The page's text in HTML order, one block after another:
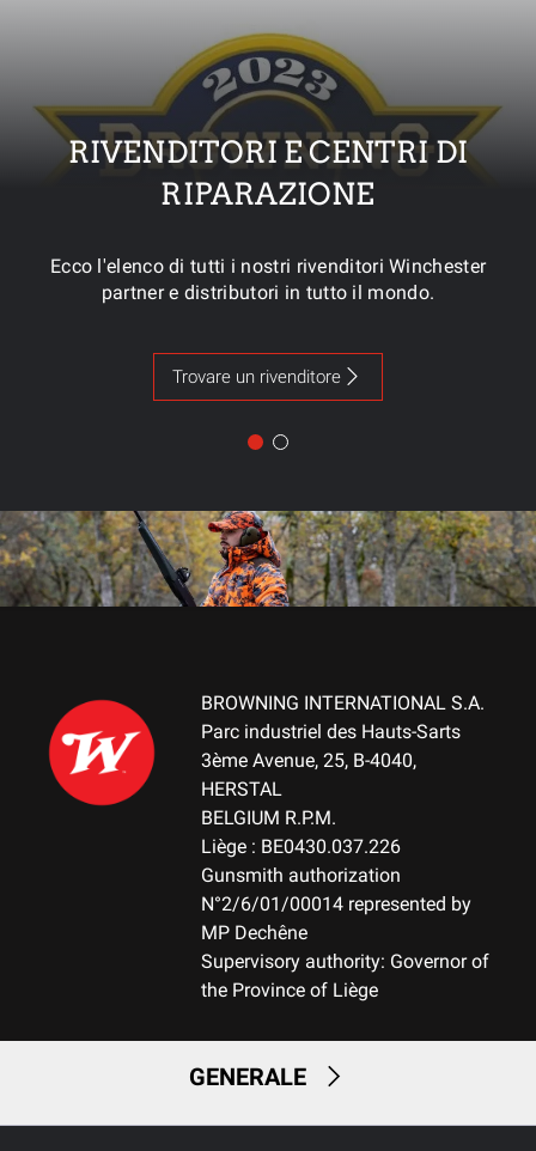
RIVENDITORI E CENTRI DI
RIPARAZIONE
Ecco l'elenco di tutti i nostri rivenditori Winchester
partner e distributori in tutto il mondo.
Trovare un rivenditore
BROWNING INTERNATIONAL S.A.
Parc industriel des Hauts-Sarts
3ème Avenue, 25, B-4040,
HERSTAL
BELGIUM R.P.M.
Liège : BE0430.037.226
Gunsmith authorization
N°2/6/01/00014 represented by
MP Dechêne
Supervisory authority: Governor of
the Province of Liège
GENERALE